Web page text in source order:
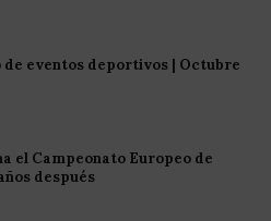
de eventos deportivos | Octubre
el Campeonato Europeo de
después